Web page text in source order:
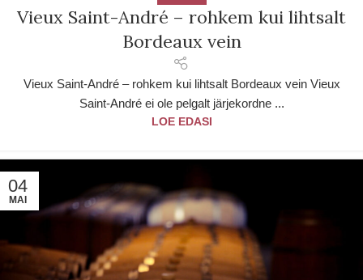
Vieux Saint-André – rohkem kui lihtsalt
Bordeaux vein
Vieux Saint-André – rohkem kui lihtsalt Bordeaux vein Vieux
Saint-André ei ole pelgalt järjekordne ...
LOE EDASI
04
MAI